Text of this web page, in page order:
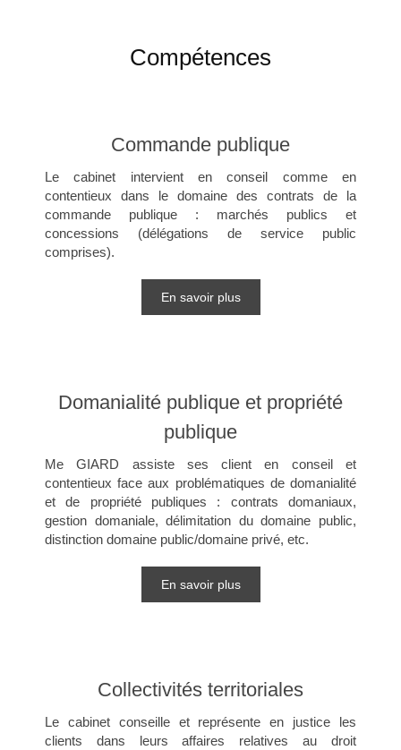
Compétences
Commande publique
Le cabinet intervient en conseil comme en
contentieux dans le domaine des contrats de la
commande publique : marchés publics et
concessions (délégations de service public
comprises).
En savoir plus
Domanialité publique et propriété
publique
Me GIARD assiste ses client en conseil et
contentieux face aux problématiques de domanialité
et de propriété publiques : contrats domaniaux,
gestion domaniale, délimitation du domaine public,
distinction domaine public/domaine privé, etc.
En savoir plus
Collectivités territoriales
Le cabinet conseille et représente en justice les
clients dans leurs affaires relatives au droit